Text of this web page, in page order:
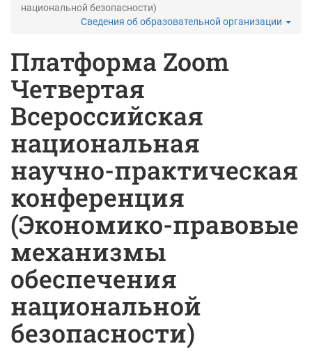
национальной безопасности)
Сведения об образовательной организации
Платформа Zoom
Четвертая
Всероссийская
национальная
научно-практическая
конференция
(Экономико-правовые
механизмы
обеспечения
национальной
безопасности)